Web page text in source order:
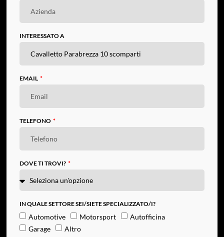
INTERESSATO A
EMAIL
TELEFONO
DOVE TI TROVI?
IN QUALE SETTORE SEI/SIETE SPECIALIZZATO/I?
Automotive Motorsport
Autofficina
Garage
Altro